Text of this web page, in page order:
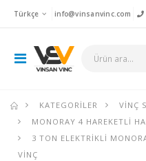
Türkçe info@vinsanvinc.com
KATEGORILER VINÇ
MONORAY 4 HAREKETLI
3 TON ELEKTRIKLI
VINÇ